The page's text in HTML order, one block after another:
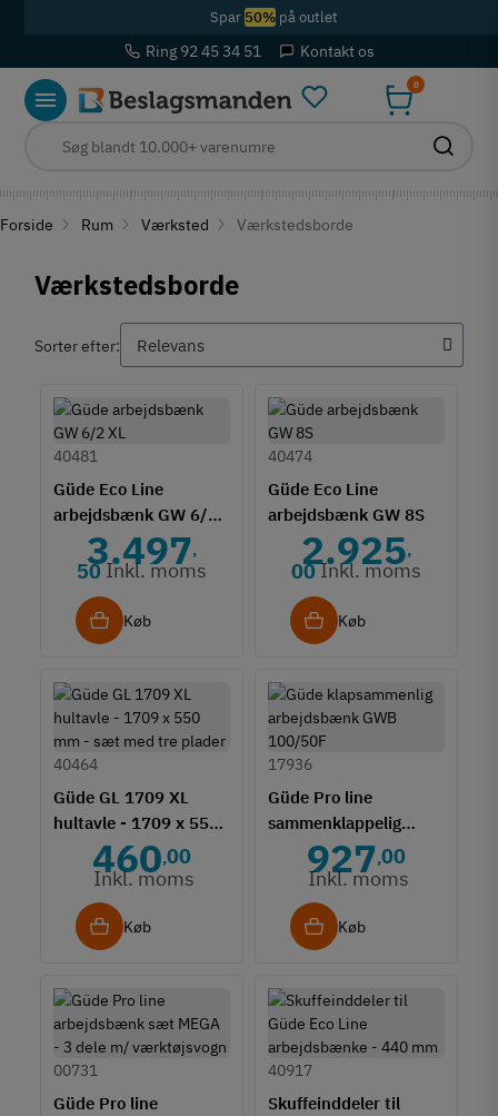
Spar 50%på outlet
Ring 92 45 34 51 Kontakt os
0
Forside Rum Værksted Værkstedsborde
Værkstedsborde
Sorter efter:
Güde Eco Line
arbejdsbænk GW 6/2
40481
3.497,
50 Inkl. moms
Køb
Güde Eco Line
arbejdsbænk GW 8S
40474
2.925,
00Inkl. moms
Køb
Güde GL 1709 XL
hultavle - 1709 x 550
mm - sæt med tre
plader
40464
460,00
Inkl. moms
Køb
Güde Pro line
sammenklappelig
arbejdsbænk GWB
100/50F
17936
927,00
Inkl. moms
Køb
Güde Pro line
00731
Skuffeinddeler til
40917